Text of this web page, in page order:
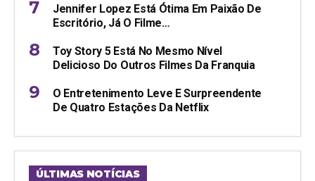
Jennifer Lopez Está Ótima Em Paixão De
Escritório, Já O Filme…
Toy Story 5 Está No Mesmo Nível
Delicioso Do Outros Filmes Da Franquia
O Entretenimento Leve E Surpreendente
De Quatro Estações Da Netflix
ÚLTIMAS NOTÍCIAS